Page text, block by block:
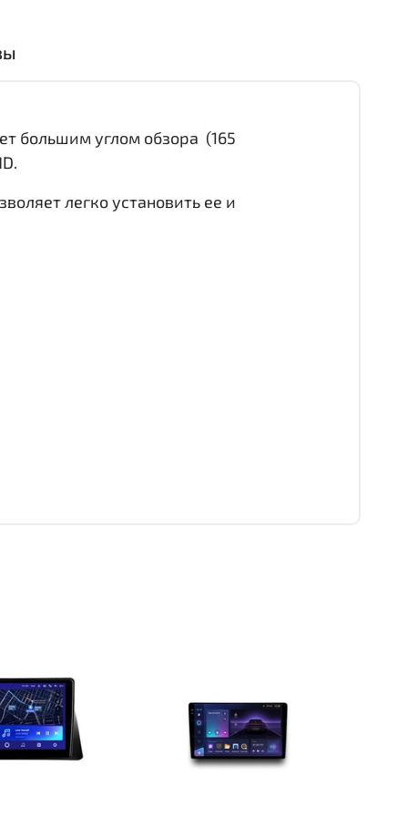
большим углом обзора (165
легко установить ее и